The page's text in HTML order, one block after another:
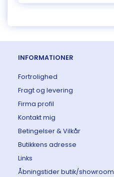
INFORMATIONER
Fortrolighed
Fragt og levering
Firma profil
Kontakt mig
Betingelser & Vilkår
Butikkens adresse
Links
Åbningstider butik/showroom